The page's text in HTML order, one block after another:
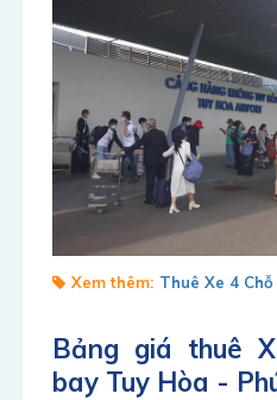
Xem thêm: Thuê Xe 4 Chỗ
Bảng giá thuê
bay Tuy Hòa -